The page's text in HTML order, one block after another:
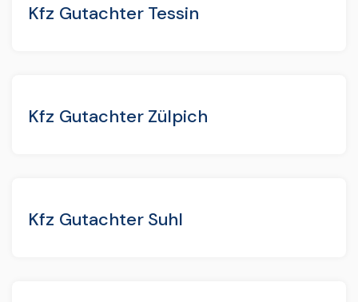
Kfz Gutachter Tessin
Kfz Gutachter Zülpich
Kfz Gutachter Suhl